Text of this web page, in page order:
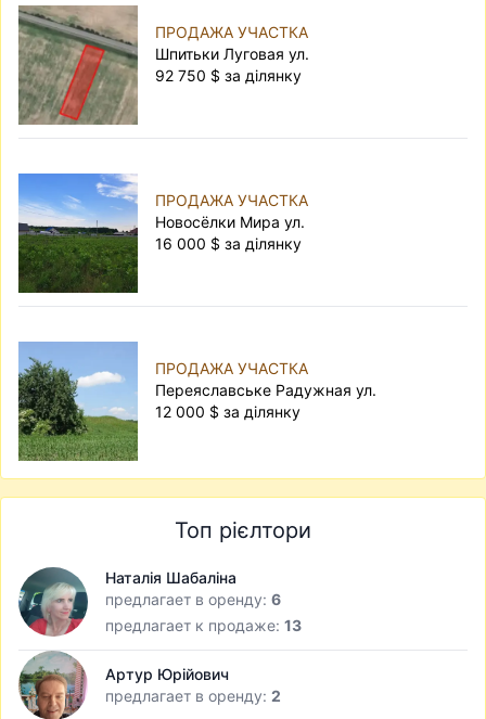
ПРОДАЖА УЧАСТКА
Шпитьки Луговая ул.
92 750 $ за ділянку
ПРОДАЖА УЧАСТКА
Новосёлки Мира ул.
16 000 $ за ділянку
ПРОДАЖА УЧАСТКА
Переяславське Радужная ул.
12 000 $ за ділянку
Топ рієлтори
Наталія Шабаліна
предлагает в оренду: 6
предлагает к продаже: 13
Артур Юрійович
предлагает в оренду: 2